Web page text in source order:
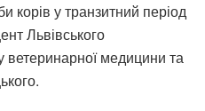
корів у транзитний період
Львівського
ветеринарної медицини та